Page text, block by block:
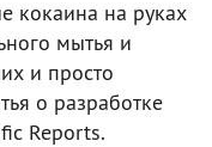
кокаина на руках
мытья и
и просто
о разработке
Reports.